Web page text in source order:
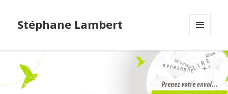
Stéphane Lambert
WIDGETS